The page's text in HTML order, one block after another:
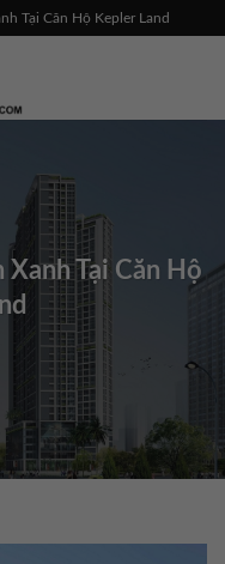
Tại Căn Hộ Kepler Land
Xanh Tại Căn Hộ